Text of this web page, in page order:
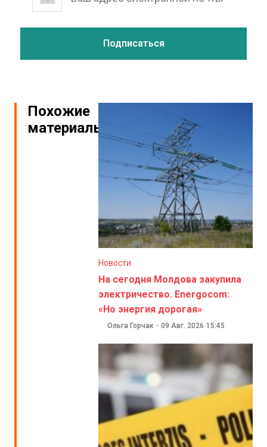
Похожие
материалы
Новости
На сегодня Молдова закупила
электричество. Energocom:
«Но энергия дорогая»
Ольга Горчак - 09 Авг. 2026 15:45